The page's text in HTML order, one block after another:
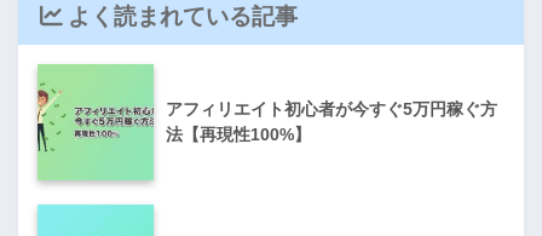
よく読まれている記事
アフィリエイト初心者が今すぐ5万円稼ぐ方
法【再現性100%】